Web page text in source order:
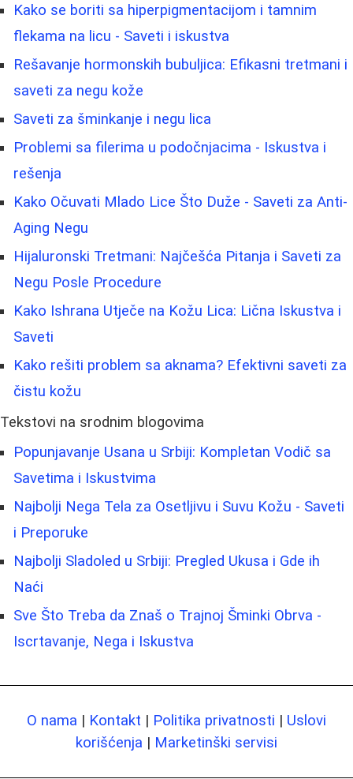
Kako se boriti sa hiperpigmentacijom i tamnim
flekama na licu - Saveti i iskustva
Rešavanje hormonskih bubuljica: Efikasni tretmani i
saveti za negu kože
Saveti za šminkanje i negu lica
Problemi sa filerima u podočnjacima - Iskustva i
rešenja
Kako Očuvati Mlado Lice Što Duže - Saveti za Anti-
Aging Negu
Hijaluronski Tretmani: Najčešća Pitanja i Saveti za
Negu Posle Procedure
Kako Ishrana Utječe na Kožu Lica: Lična Iskustva i
Saveti
Kako rešiti problem sa aknama? Efektivni saveti za
čistu kožu
Tekstovi na srodnim blogovima
Popunjavanje Usana u Srbiji: Kompletan Vodič sa
Savetima i Iskustvima
Najbolji Nega Tela za Osetljivu i Suvu Kožu - Saveti
i Preporuke
Najbolji Sladoled u Srbiji: Pregled Ukusa i Gde ih
Naći
Sve Što Treba da Znaš o Trajnoj Šminki Obrva -
Iscrtavanje, Nega i Iskustva
O nama | Kontakt | Politika privatnosti | Uslovi
korišćenja | Marketinški servisi